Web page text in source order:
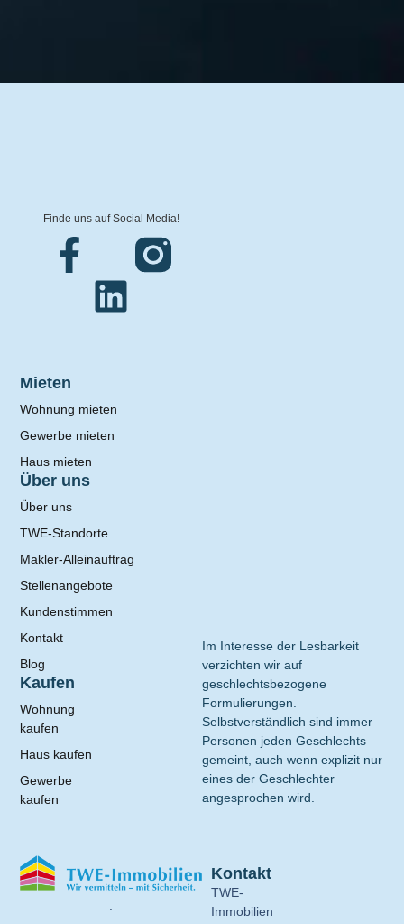
Im Interesse der Lesbarkeit
verzichten wir auf
geschlechtsbezogene
Formulierungen.
Selbstverständlich sind immer
Personen jeden Geschlechts
gemeint, auch wenn explizit nur
eines der Geschlechter
angesprochen wird.
Kontakt
TWE-
Immobilien
Mieten
Wohnung mieten
Gewerbe mieten
Haus mieten
Über uns
Über uns
TWE-Standorte
Makler-Alleinauftrag
Stellenangebote
Kundenstimmen
Kontakt
Blog
Kaufen
Wohnung
kaufen
Haus kaufen
Gewerbe
kaufen
Finde uns auf Social Media!